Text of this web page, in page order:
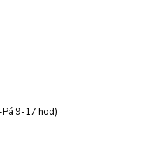
9-17 hod)